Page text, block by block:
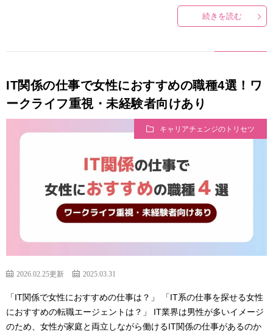
続きを読む
IT関係の仕事で女性におすすめの職種4選！ワ
ークライフ重視・未経験者向けあり
キャリアチェンジのトリセツ
2026.02.25更新 2025.03.31
「IT関係で女性におすすめの仕事は？」 「IT系の仕事を探せる女性
におすすめの転職エージェントは？」 IT業界は男性が多いイメージ
のため、女性が家庭と両立しながら働けるIT関係の仕事があるのか